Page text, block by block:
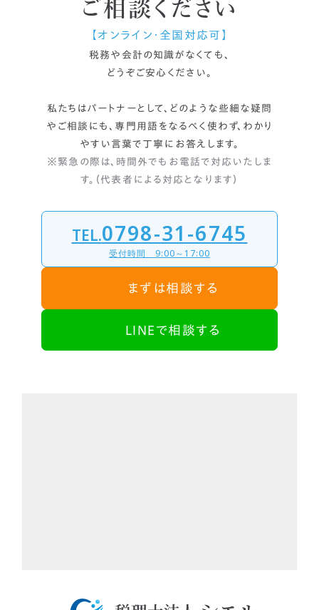
ご相談ください
【オンライン・全国対応可】
税務や会計の知識がなくても、
どうぞご安心ください。
私たちはパートナーとして、どのような些細な疑問
やご相談にも、 専門用語をなるべく使わず、わかり
やすい言葉で丁寧にお答えします。
※緊急の際は、時間外でもお電話で対応いたしま
す。（代表者による対応となります）
TEL.0798-31-6745
受付時間 9:00～17:00
まずは相談する
LINEで相談する